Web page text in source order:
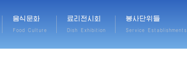
음식문화
Food Culture
료리전시회
Dish Exhibition
봉사단위들
Service Establishments